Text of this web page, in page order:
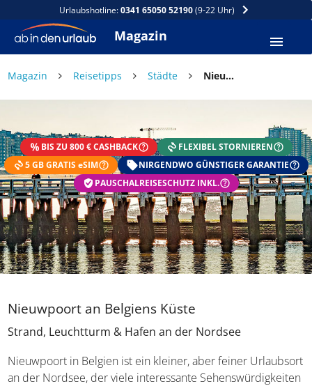
Urlaubshotline:0341 65050 52190(9-22 Uhr)
Magazin
Magazin Reisetipps Städte Nieuwpoort an Belgiens Küste
BIS ZU 800 € CASHBACK
FLEXIBEL STORNIEREN
5 GB GRATIS eSIM
NIRGENDWO GÜNSTIGER GARANTIE
PAUSCHALREISESCHUTZ INKL.
Nieuwpoort an Belgiens Küste
Strand, Leuchtturm & Hafen an der Nordsee
Nieuwpoort in Belgien ist ein kleiner, aber feiner
Urlaubsort an der Nordsee, der viele interessante
AUS
Exklusiv: Nur in der ab in den urlaub App
☀️ Bis zu 1.000 € Sommer Cashback
📱 App gratis herunterladen
🧝 Konto anlegen oder einloggen
✅ Sommer Cashback ist automatisch aktiviert